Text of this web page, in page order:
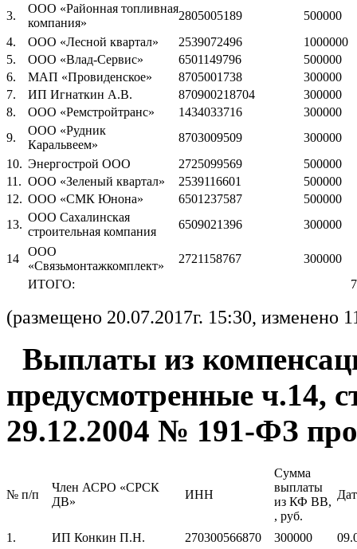
3.
ООО «Районная топливная
компания»
2805005189
500000
4.
ООО «Лесной квартал» 2539072496
1000000
5.
ООО «Влад-Сервис» 6501149796
500000
6.
МАП «Провиденское» 8705001738
300000
7.
ИП Игнаткин А.В. 870900218704
300000
8.
ООО «Ремстройтранс» 1434033716
300000
9.
ООО «Рудник
Каральвеем»
8703009509
300000
10. Энергострой ООО 2725099569
500000
11. ООО «Зеленый квартал» 2539116601
500000
12. ООО «СМК Юнона» 6501237587
500000
13.
ООО Сахалинская
строительная компания
6509021396 300000
14
ООО
«Связьмонтажкомплект»
2721158767
300000
ИТОГО:
(размещено 20.07.2017г. 15:30, изменено
Выплаты из
предусмотренные ч.14,
29.12.2004 № 191-ФЗ
№ п/п
Член АСРО «СРСК
ДВ»
ИНН
Сумма
выплаты
из КФ ВВ,
, руб.
1. ИП Конкин П.Н. 270300566870 300000